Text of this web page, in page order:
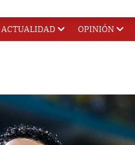
ACTUALIDAD OPINIÓN